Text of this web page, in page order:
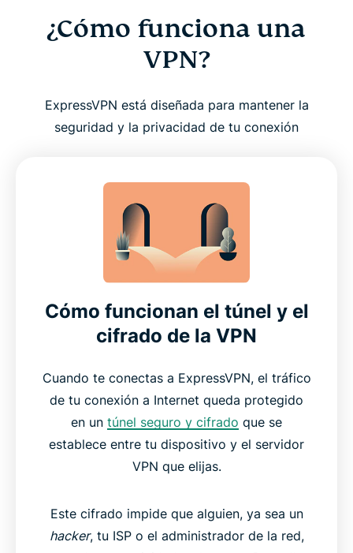
¿Cómo funciona una
VPN?
ExpressVPN está diseñada para mantener la
seguridad y la privacidad de tu conexión
Cómo funcionan el túnel y el
cifrado de la VPN
Cuando te conectas a ExpressVPN, el tráfico
de tu conexión a Internet queda protegido
en un túnel seguro y cifrado que se
establece entre tu dispositivo y el servidor
VPN que elijas.
Este cifrado impide que alguien, ya sea un
hacker, tu ISP o el administrador de la red,